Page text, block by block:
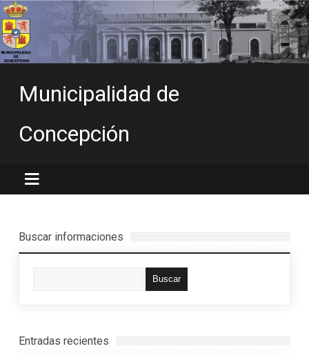
Municipalidad de
Concepción
Buscar informaciones
Entradas recientes